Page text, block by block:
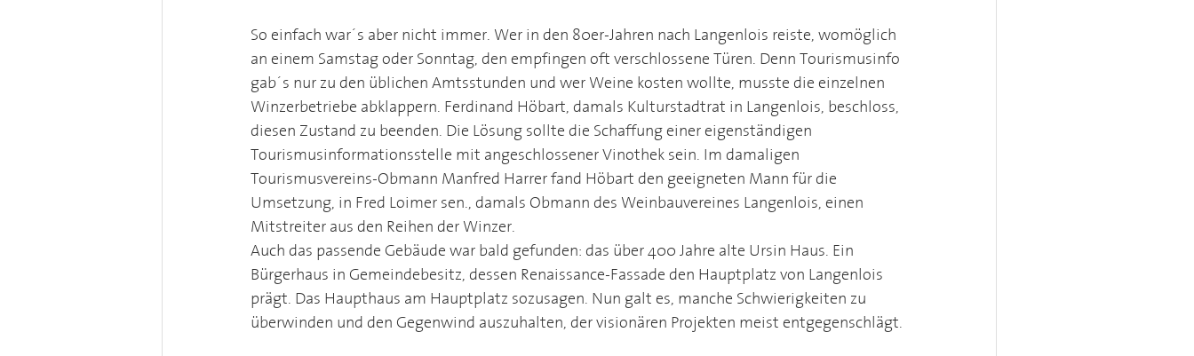
So einfach war´s aber nicht immer. Wer in den 80er-Jahren nach Langenlois reiste, womöglich
an einem Samstag oder Sonntag, den empfingen oft verschlossene Türen. Denn Tourismusinfo
gab´s nur zu den üblichen Amtsstunden und wer Weine kosten wollte, musste die einzelnen
Winzerbetriebe abklappern. Ferdinand Höbart, damals Kulturstadtrat in Langenlois, beschloss,
diesen Zustand zu beenden. Die Lösung sollte die Schaffung einer eigenständigen
Tourismusinformationsstelle mit angeschlossener Vinothek sein. Im damaligen
Tourismusvereins-Obmann Manfred Harrer fand Höbart den geeigneten Mann für die
Umsetzung, in Fred Loimer sen., damals Obmann des Weinbauvereines Langenlois, einen
Mitstreiter aus den Reihen der Winzer.
Auch das passende Gebäude war bald gefunden: das über 400 Jahre alte Ursin Haus. Ein
Bürgerhaus in Gemeindebesitz, dessen Renaissance-Fassade den Hauptplatz von Langenlois
prägt. Das Haupthaus am Hauptplatz sozusagen. Nun galt es, manche Schwierigkeiten zu
überwinden und den Gegenwind auszuhalten, der visionären Projekten meist entgegenschlägt.